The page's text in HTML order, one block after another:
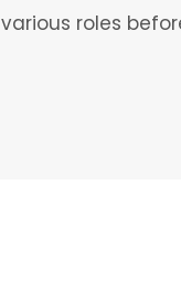
various roles